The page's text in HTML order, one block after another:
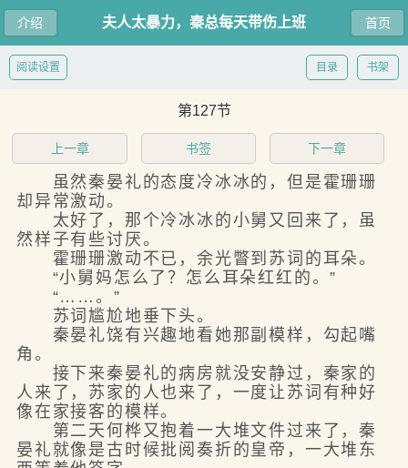
介绍 首页
夫人太暴力，秦总每天带伤上班
书架
目录
阅读设置
第127节
上一章 书签 下一章
虽然秦晏礼的态度冷冰冰的，但是霍珊珊
却异常激动。
太好了，那个冷冰冰的小舅又回来了，虽
然样子有些讨厌。
霍珊珊激动不已，余光瞥到苏词的耳朵。
“小舅妈怎么了？怎么耳朵红红的。”
“……。”
苏词尴尬地垂下头。
秦晏礼饶有兴趣地看她那副模样，勾起嘴
角。
接下来秦晏礼的病房就没安静过，秦家的
人来了，苏家的人也来了，一度让苏词有种好
像在家接客的模样。
第二天何桦又抱着一大堆文件过来了，秦
晏礼就像是古时候批阅奏折的皇帝，一大堆东